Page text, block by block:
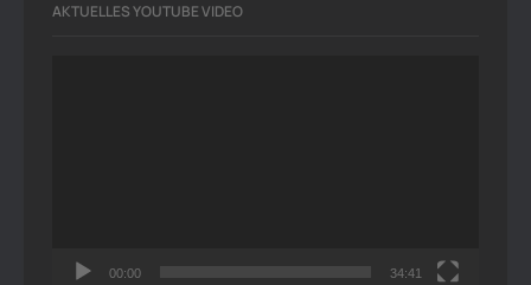
AKTUELLES YOUTUBE VIDEO
00:00 34:41